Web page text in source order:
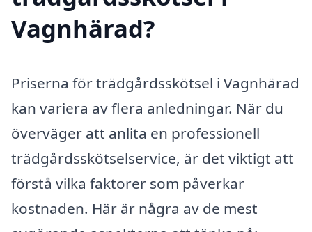
Vagnhärad?
Priserna för trädgårdsskötsel i Vagnhärad
kan variera av flera anledningar. När du
överväger att anlita en professionell
trädgårdsskötselservice, är det viktigt att
förstå vilka faktorer som påverkar
kostnaden. Här är några av de mest